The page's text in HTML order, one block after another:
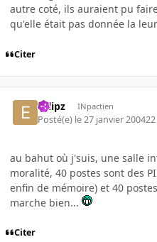
autre coté, ils auraient pu
qu'elle était pas donnée la
Citer
eclipz INpactien
Posté(e) le 27 janvier 200422
au bahut où j'suis, une salle
moralité, 40 postes sont des
enfin de mémoire) et 40
marche bien...
Citer